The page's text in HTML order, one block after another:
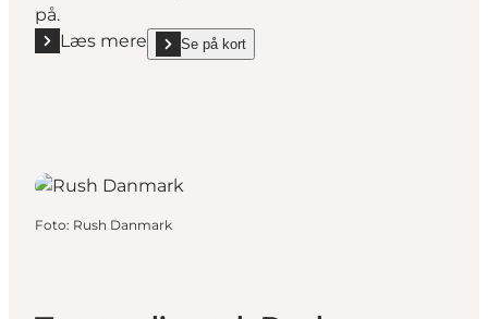
på.
Læs mere
Læs mere "Moesgaard Junior og andre
Se på kort
show Moesgaard Junior og andre børneaktiviteter
Foto: Rush Danmark